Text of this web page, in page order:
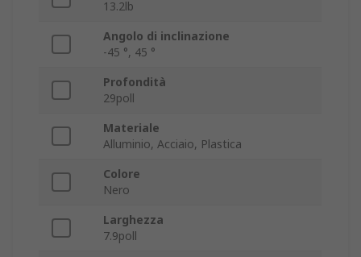
13.2lb
Angolo di inclinazione
-45 °, 45 °
Profondità
29poll
Materiale
Alluminio, Acciaio, Plastica
Colore
Nero
Larghezza
7.9poll